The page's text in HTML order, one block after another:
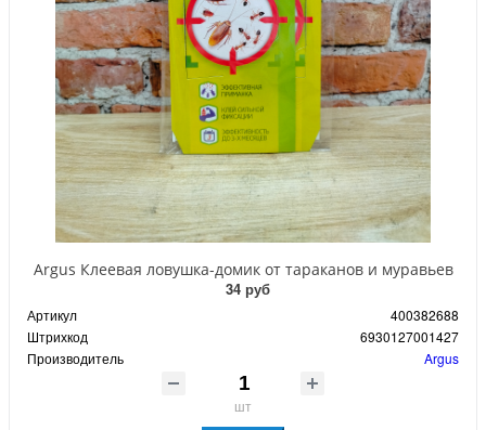
Argus Клеевая ловушка-домик от тараканов и муравьев
34 руб
Артикул
400382688
Штрихкод
6930127001427
Производитель
Argus
шт